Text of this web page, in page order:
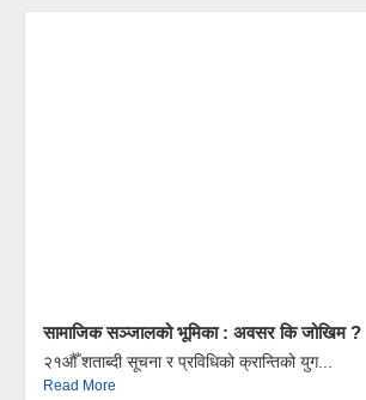
सामाजिक सञ्जालको भूमिका : अवसर कि जोखिम ?
२१औँ शताब्दी सूचना र प्रविधिको क्रान्तिको युग...
Read More